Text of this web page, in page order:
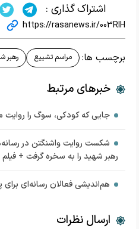
اشتراک گذاری :
https://rasanews.ir/003RIH
برچسب ها: مراسم تشییع رهبر
خبرهای مرتبط
جایی که کودکی، سوگ را روایت
شکست روایت واشنگتن در
رهبر شهید را به سخره گرفت + فیلم
هم‌اندیشی فعالان رسانه‌ای
ارسال نظرات